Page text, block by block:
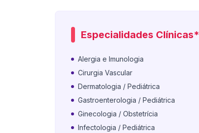
Especialidades Clínicas*
Alergia e Imunologia
Cirurgia Vascular
Dermatologia / Pediátrica
Gastroenterologia / Pediátrica
Ginecologia / Obstetrícia
Infectologia / Pediátrica